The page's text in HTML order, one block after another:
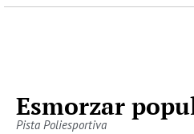
Esmorzar
Pista Poliesportiva